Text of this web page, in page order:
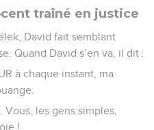
traîné en justice
David fait semblant
Quand David s’en va, il dit :
à chaque instant, ma
Vous, les gens simples,
!